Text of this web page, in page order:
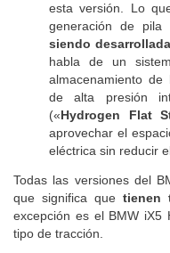
esta versión. Lo
generación de pila
siendo
habla de un
almacenamiento de
de alta presión
(«Hydrogen Flat
aprovechar el
eléctrica sin reducir
Todas las versiones del
que significa que tienen
excepción es el BMW iX5
tipo de tracción.